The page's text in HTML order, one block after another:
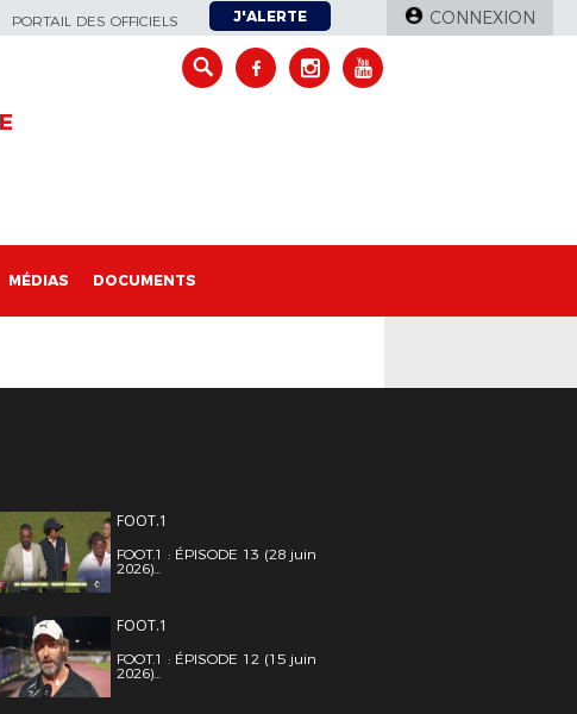
PORTAIL DES OFFICIELS J'ALERTE CONNEXION
MÉDIAS DOCUMENTS
FOOT.1
FOOT.1 : ÉPISODE 13 (28 juin
2026)...
FOOT.1
FOOT.1 : ÉPISODE 12 (15 juin
2026)...